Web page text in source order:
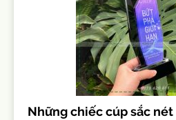
Những chiếc cúp sắc